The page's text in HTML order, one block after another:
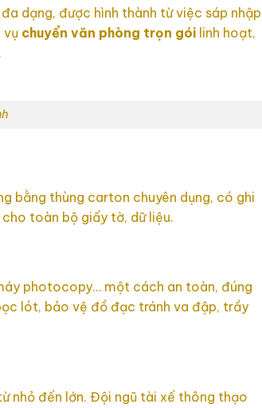
dạng, được hình thành từ việc sáp nhập
vụ chuyển văn phòng trọn gói linh hoạt,
bằng thùng carton chuyên dụng, có ghi
toàn bộ giấy tờ, dữ liệu.
photocopy… một cách an toàn, đúng
lót, bảo vệ đồ đạc tránh va đập, trầy
nhỏ đến lớn. Đội ngũ tài xế thông thạo